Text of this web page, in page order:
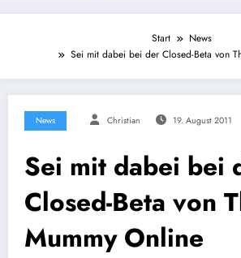
Start
News
Sei mit dabei bei der Closed-Beta von
News Christian 19. August 2011
Sei mit dabei bei
Closed-Beta von
Mummy Online